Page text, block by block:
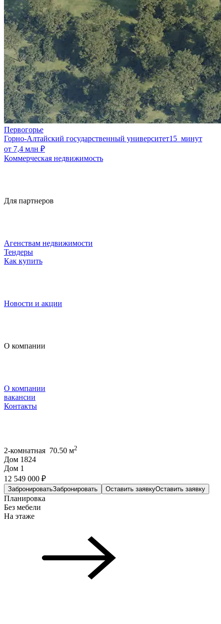
Первогорье
Горно-Алтайский государственный университет15 минут
от 7,4 млн ₽
Коммерческая недвижимость
Для партнеров
Агенствам недвижимости
Тендеры
Как купить
Новости и акции
О компании
О компании
вакансии
Контакты
2-комнатная 70.50 м2
Дом 1824
Дом 1
12 549 000 ₽
ЗабронироватьЗабронировать Оставить заявкуОставить заявку
Планировка
Без мебели
На этаже